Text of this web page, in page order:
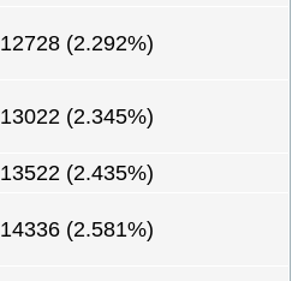
12728 (2.292%)
13022 (2.345%)
13522 (2.435%)
14336 (2.581%)